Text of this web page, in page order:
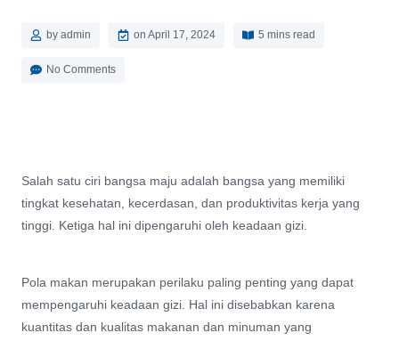
by admin on April 17, 2024 5 mins read
No Comments
Salah satu ciri bangsa maju adalah bangsa yang memiliki
tingkat kesehatan, kecerdasan, dan produktivitas kerja yang
tinggi. Ketiga hal ini dipengaruhi oleh keadaan gizi.
Pola makan merupakan perilaku paling penting yang dapat
mempengaruhi keadaan gizi. Hal ini disebabkan karena
kuantitas dan kualitas makanan dan minuman yang